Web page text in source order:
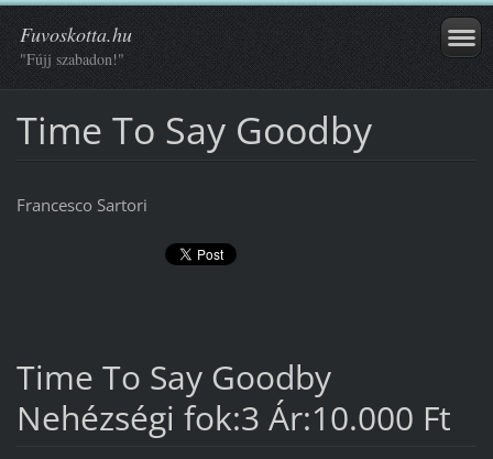
Fuvoskotta.hu
"Fújj szabadon!"
Time To Say Goodby
Francesco Sartori
Time To Say Goodby
Nehézségi fok:3 Ár:10.000 Ft